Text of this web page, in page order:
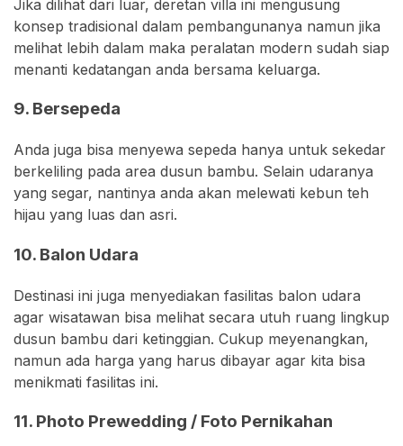
Jika dilihat dari luar, deretan villa ini mengusung
konsep tradisional dalam pembangunanya namun jika
melihat lebih dalam maka peralatan modern sudah siap
menanti kedatangan anda bersama keluarga.
9. Bersepeda
Anda juga bisa menyewa sepeda hanya untuk sekedar
berkeliling pada area dusun bambu. Selain udaranya
yang segar, nantinya anda akan melewati kebun teh
hijau yang luas dan asri.
10. Balon Udara
Destinasi ini juga menyediakan fasilitas balon udara
agar wisatawan bisa melihat secara utuh ruang lingkup
dusun bambu dari ketinggian. Cukup meyenangkan,
namun ada harga yang harus dibayar agar kita bisa
menikmati fasilitas ini.
11. Photo Prewedding / Foto Pernikahan